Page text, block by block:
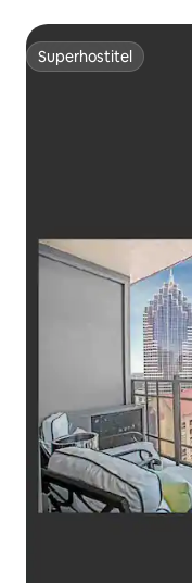
Superhostiteľ
Superhostiteľ